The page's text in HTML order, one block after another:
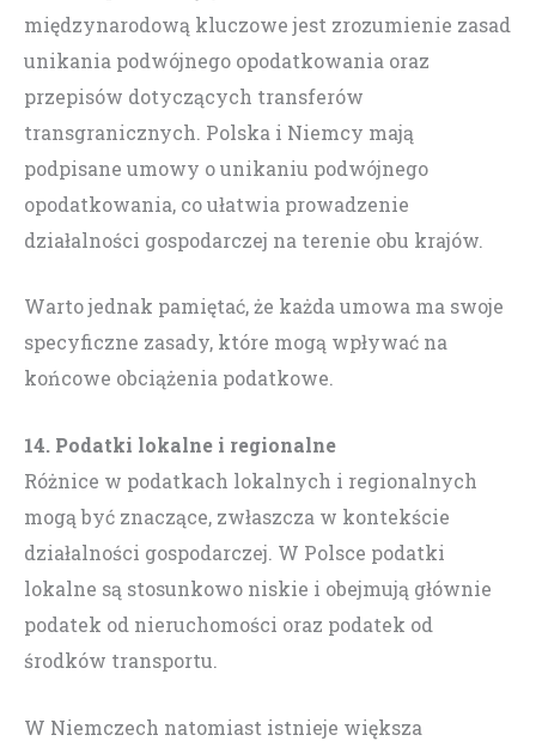
międzynarodową kluczowe jest zrozumienie zasad
unikania podwójnego opodatkowania oraz
przepisów dotyczących transferów
transgranicznych. Polska i Niemcy mają
podpisane umowy o unikaniu podwójnego
opodatkowania, co ułatwia prowadzenie
działalności gospodarczej na terenie obu krajów.
Warto jednak pamiętać, że każda umowa ma swoje
specyficzne zasady, które mogą wpływać na
końcowe obciążenia podatkowe.
14. Podatki lokalne i regionalne
Różnice w podatkach lokalnych i regionalnych
mogą być znaczące, zwłaszcza w kontekście
działalności gospodarczej. W Polsce podatki
lokalne są stosunkowo niskie i obejmują głównie
podatek od nieruchomości oraz podatek od
środków transportu.
W Niemczech natomiast istnieje większa